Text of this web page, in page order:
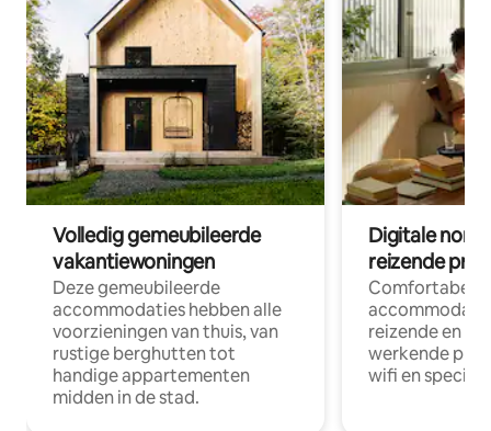
Volledig gemeubileerde
vakantiewoningen
Deze gemeubileerde
accommodaties hebben alle
voorzieningen van thuis, van
rustige berghutten tot
handige appartementen
midden in de stad.
Digitale
reizende
Comfortabele
reizende en
werkende
wifi en